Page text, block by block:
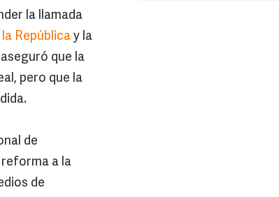
la llamada
República y la
que la
pero que la
de
a la
de